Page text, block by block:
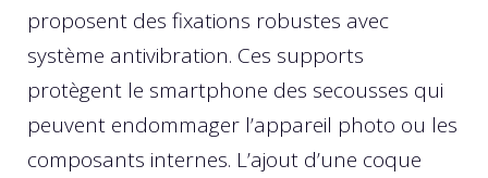
proposent des fixations robustes avec
système antivibration. Ces supports
protègent le smartphone des secousses qui
peuvent endommager l’appareil photo ou les
composants internes. L’ajout d’une coque